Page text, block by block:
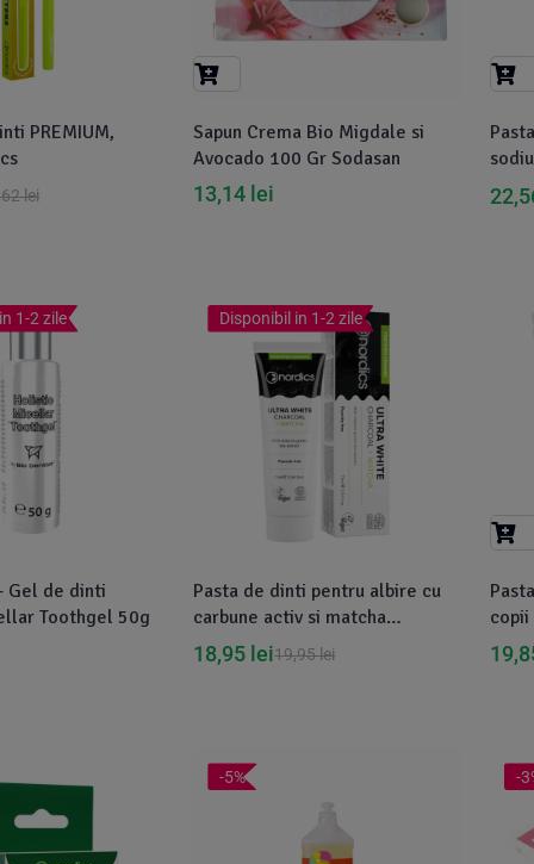
PREMIUM,
lei
Sapun Crema Bio Migdale si
Avocado 100 Gr Sodasan
13,14 lei
1-2 zile
Gel de dinti
Toothgel 50g
Disponibil in 1-2 zile
Pasta de dinti pentru albire cu
carbune activ si matcha
ecologica 75ml Nordics
19,95lei
18,95 lei
copii
-5% -